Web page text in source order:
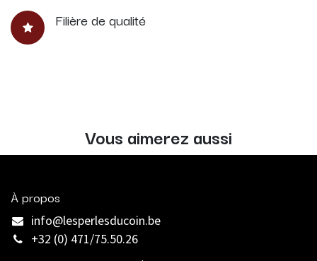
Filière de qualité
Vous aimerez aussi
À propos
info@lesperlesducoin.be​
+32 (0) 471/75.50.26